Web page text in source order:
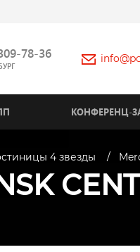
78-36
КОНФЕРЕНЦ-
4 звезды